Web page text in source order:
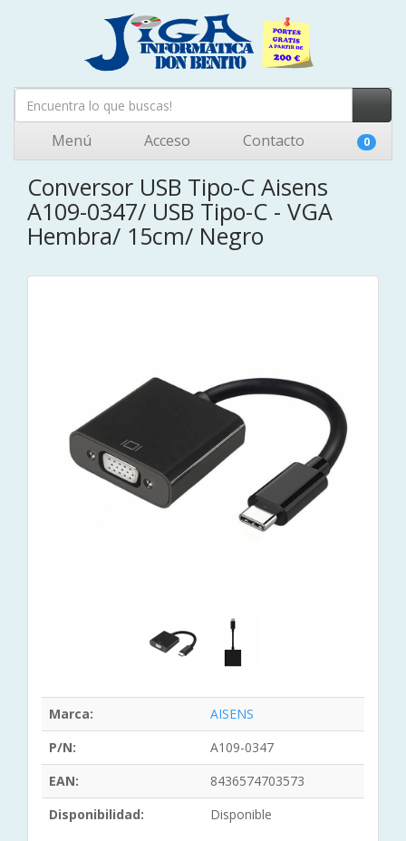
Menú Acceso Contacto 0
Conversor USB Tipo-C Aisens
A109-0347/ USB Tipo-C - VGA
Hembra/ 15cm/ Negro
Marca:
AISENS
P/N:
A109-0347
EAN:
8436574703573
Disponibilidad:
Disponible